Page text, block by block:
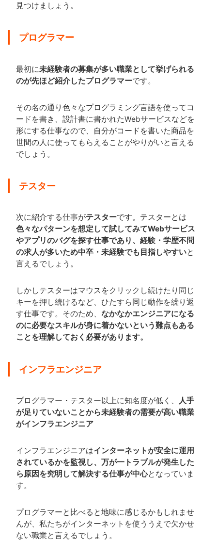
見つけましょう。
プログラマー
最初に未経験者の募集が多い職業として挙げられる
のが先ほど紹介したプログラマーです。
その名の通り色々なプログラミング言語を使ってコ
ードを書き、設計書に書かれたWebサービスなどを
形にする仕事なので、自分がコードを書いた商品を
世間の人に使ってもらえることがやりがいと言える
でしょう。
テスター
次に紹介する仕事がテスターです。テスターとは
色々なパターンを想定して試してみてWebサービス
やアプリのバグを探す仕事であり、経験・学歴不問
の求人が多いため中卒・未経験でも目指しやすいと
言えるでしょう。
しかしテスターはマウスをクリックし続けたり同じ
キーを押し続けるなど、ひたすら同じ動作を繰り返
す仕事です。そのため、 なかなかエンジニアになる
のに必要なスキルが身に着かないという難点もある
ことを理解しておく必要があります。
インフラエンジニア
プログラマー・テスター以上に知名度が低く、
人手
が足りていないことから未経験者の需要が高い職業
がインフラエンジニア
インフラエンジニアはインターネットが安全に運用
されているかを監視し、万が一トラブルが発生した
ら原因を究明して解決する仕事が中心となっていま
す。
プログラマーと比べると地味に感じるかもしれませ
んが、私たちがインターネットを使ううえで欠かせ
ない職業と言えるでしょう。